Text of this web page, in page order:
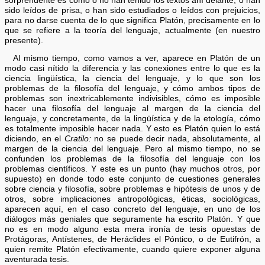
sido leídos de prisa, o han sido estudiados o leídos con prejuicios,
para no darse cuenta de lo que significa Platón, precisamente en lo
que se refiere a la teoría del lenguaje, actualmente (en nuestro
presente).
Al mismo tiempo, como vamos a ver, aparece en Platón de un
modo casi nítido la diferencia y las conexiones entre lo que es la
ciencia lingüística, la ciencia del lenguaje, y lo que son los
problemas de la filosofía del lenguaje, y cómo ambos tipos de
problemas son inextricablemente indivisibles, cómo es imposible
hacer una filosofía del lenguaje al margen de la ciencia del
lenguaje, y concretamente, de la lingüística y de la etología, cómo
es totalmente imposible hacer nada. Y esto es Platón quien lo está
diciendo, en el Cratilo:no se puede decir nada, absolutamente, al
margen de la ciencia del lenguaje. Pero al mismo tiempo, no se
confunden los problemas de la filosofía del lenguaje con los
problemas científicos. Y este es un punto (hay muchos otros, por
supuesto) en donde todo este conjunto de cuestiones generales
sobre ciencia y filosofía, sobre problemas e hipótesis de unos y de
otros, sobre implicaciones antropológicas, éticas, sociológicas,
aparecen aquí, en el caso concreto del lenguaje, en uno de los
diálogos más geniales que seguramente ha escrito Platón. Y que
no es en modo alguno esta mera ironía de tesis opuestas de
Protágoras, Antístenes, de Heráclides el Póntico, o de Eutifrón, a
quien remite Platón efectivamente, cuando quiere exponer alguna
aventurada tesis.